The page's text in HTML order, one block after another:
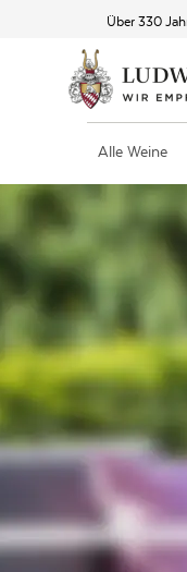
Über 330
Alle Weine